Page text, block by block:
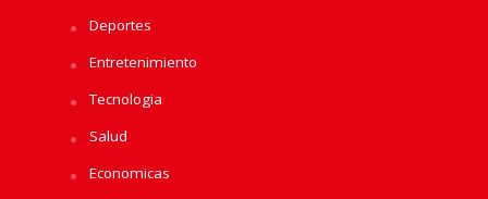
Deportes
Entretenimiento
Tecnologia
Salud
Economicas